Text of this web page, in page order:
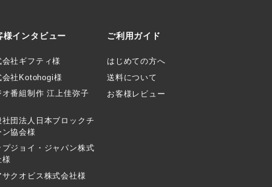
様インタビュー
会社ギフティ様
会社Kotohogi様
オ番組制作 江上佳弥子
社団法人日本ブロックチ
ン協会様
プジョイ・ジャパン株式
様
サクオビス株式会社様
ご利用ガイド
はじめての方へ
送料について
お客様レビュー